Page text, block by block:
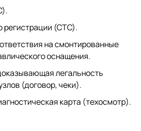
регистрации (СТС).
на смонтированные
оснащения.
легальность
(договор, чеки).
карта (техосмотр).